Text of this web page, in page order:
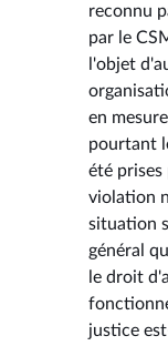
reconnu
par le
l'objet
en
pourtant
été prises
violation
situation
général
le droit
justice